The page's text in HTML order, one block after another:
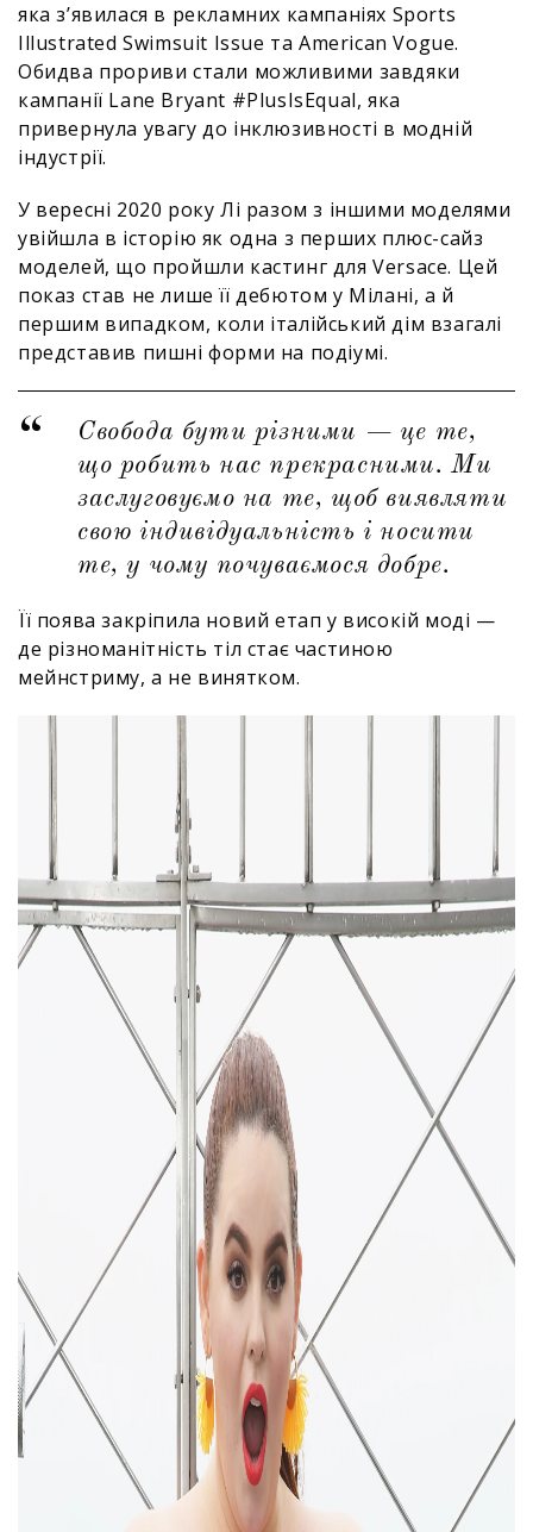
яка з’явилася в рекламних кампаніях Sports
Illustrated Swimsuit Issue та American Vogue.
Обидва прориви стали можливими завдяки
кампанії Lane Bryant #PlusIsEqual, яка
привернула увагу до інклюзивності в модній
індустрії.
У вересні 2020 року Лі разом з іншими моделями
увійшла в історію як одна з перших плюс-сайз
моделей, що пройшли кастинг для Versace. Цей
показ став не лише її дебютом у Мілані, а й
першим випадком, коли італійський дім взагалі
представив пишні форми на подіумі.
Свобода бути різними — це те,
що робить нас прекрасними. Ми
заслуговуємо на те, щоб виявляти
свою індивідуальність і носити
те, у чому почуваємося добре.
Її поява закріпила новий етап у високій моді —
де різноманітність тіл стає частиною
мейнстриму, а не винятком.